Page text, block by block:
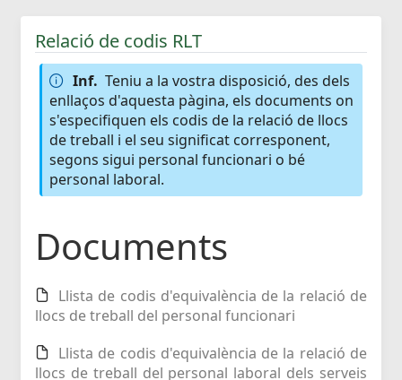
Relació de codis RLT
Inf. Teniu a la vostra disposició, des dels
enllaços d'aquesta pàgina, els documents on
s'especifiquen els codis de la relació de llocs
de treball i el seu significat corresponent,
segons sigui personal funcionari o bé
personal laboral.
Documents
Llista de codis d'equivalència de la relació de
llocs de treball del personal funcionari
Llista de codis d'equivalència de la relació de
llocs de treball del personal laboral dels serveis